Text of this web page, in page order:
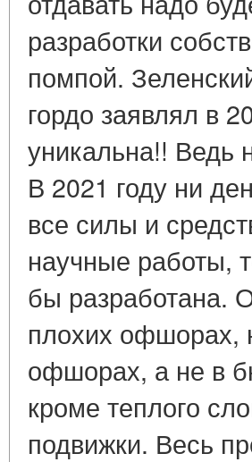
разработки
помпой.
гордо заявлял в
уникальна!! Ведь
В 2021 году ни
все силы и
научные работы,
бы разработана.
плохих офшорах,
офшорах, а не в
кроме теплого
подвижки. Весь